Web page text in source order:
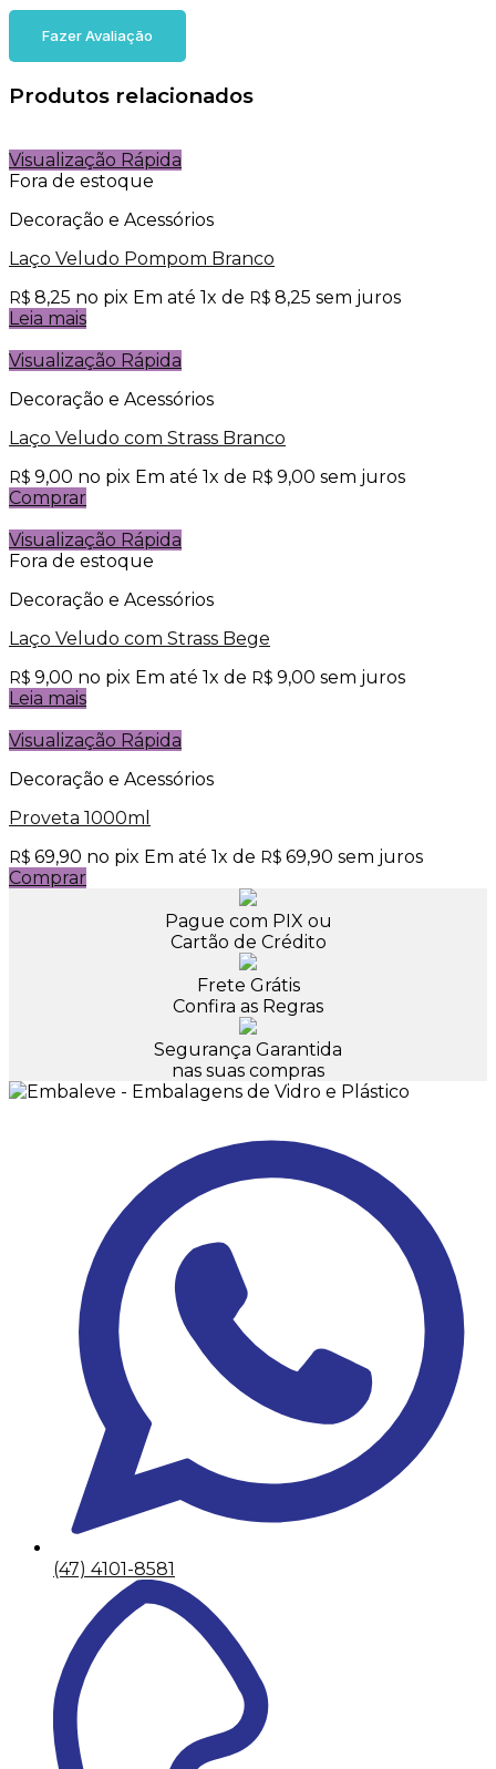
Fazer Avaliação
Produtos relacionados
Visualização Rápida
Fora de estoque
Decoração e Acessórios
Laço Veludo Pompom Branco
R$ 8,25 no pix Em até 1x de R$ 8,25 sem juros
Leia mais
Visualização Rápida
Decoração e Acessórios
Laço Veludo com Strass Branco
R$ 9,00 no pix Em até 1x de R$ 9,00 sem juros
Comprar
Visualização Rápida
Fora de estoque
Decoração e Acessórios
Laço Veludo com Strass Bege
R$ 9,00 no pix Em até 1x de R$ 9,00 sem juros
Leia mais
Visualização Rápida
Decoração e Acessórios
Proveta 1000ml
R$ 69,90 no pix Em até 1x de R$ 69,90 sem juros
Comprar
Pague com PIX ou
Cartão de Crédito
Frete Grátis
Confira as Regras
Segurança Garantida
nas suas compras
(47) 4101-8581